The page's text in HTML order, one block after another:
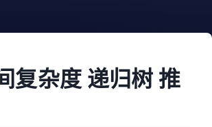
复杂度 递归树 推